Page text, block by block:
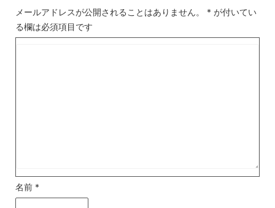
メールアドレスが公開されることはありません。 * が付いてい
る欄は必須項目です
名前 *